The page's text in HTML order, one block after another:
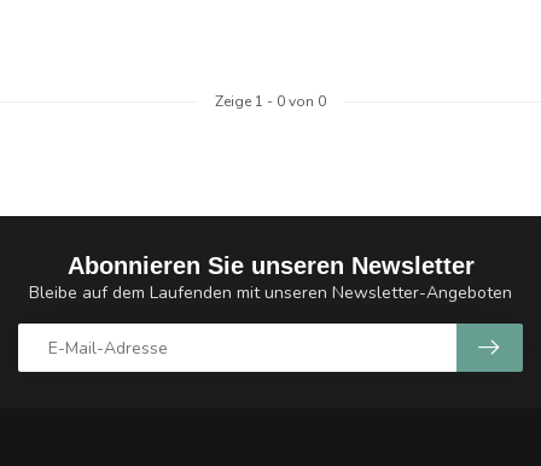
Zeige 1 - 0von 0
Abonnieren Sie unseren Newsletter
Bleibe auf dem Laufenden mit unseren Newsletter-Angeboten